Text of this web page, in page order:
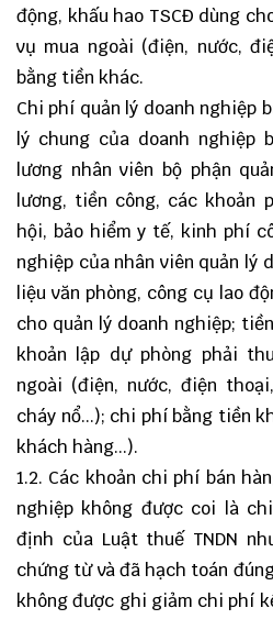
động, khấu hao TSCĐ dùng
vụ mua ngoài (điện, nước,
bằng tiền khác.
Chi phí quản lý doanh nghiệp
lý chung của doanh nghiệp
lương nhân viên bộ phận
lương, tiền công, các khoản
hội, bảo hiểm y tế, kinh phí
nghiệp của nhân viên quản lý
liệu văn phòng, công cụ lao
cho quản lý doanh nghiệp;
khoản lập dự phòng phải
ngoài (điện, nước, điện
cháy nổ...); chi phí bằng tiền
khách hàng...).
1.2. Các khoản chi phí bán
nghiệp không được coi là
định của Luật thuế TNDN
chứng từ và đã hạch toán
không được ghi giảm chi phí